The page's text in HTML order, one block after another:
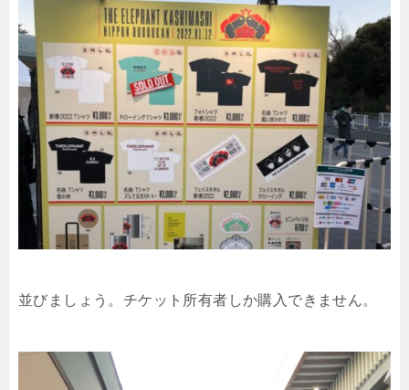
並びましょう。チケット所有者しか購入できません。